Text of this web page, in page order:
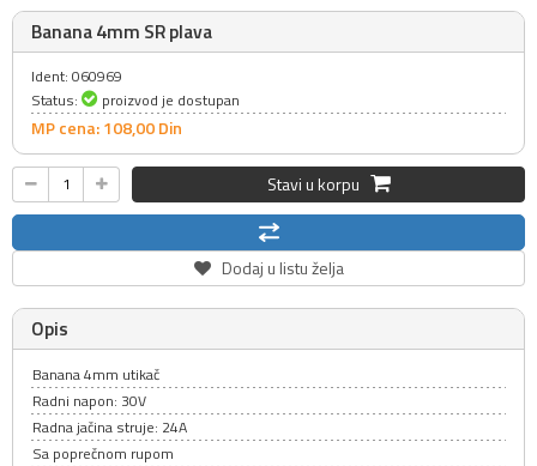
Banana 4mm SR plava
Ident: 060969
Status:
proizvod je dostupan
MP cena: 108,00Din
Stavi u korpu
Dodaj u listu želja
Opis
Banana 4mm utikač
Radni napon: 30V
Radna jačina struje: 24A
Sa poprečnom rupom